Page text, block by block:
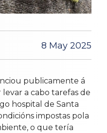
8 May 2025
publicamente á
a cabo tarefas de
hospital de Santa
impostas pola
o que tería